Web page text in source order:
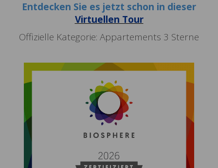
Entdecken Sie es jetzt schon in dieser
Virtuellen Tour
Offizielle Kategorie: Appartements 3 Sterne